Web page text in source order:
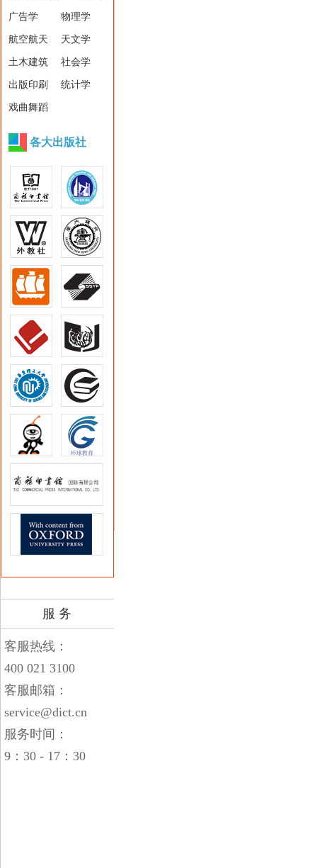
广告学 物理学
航空航天 天文学
土木建筑 社会学
出版印刷 统计学
戏曲舞蹈
各大出版社
服 务
客服热线：
400 021 3100
客服邮箱：
service@dict.cn
服务时间：
9：30 - 17：30